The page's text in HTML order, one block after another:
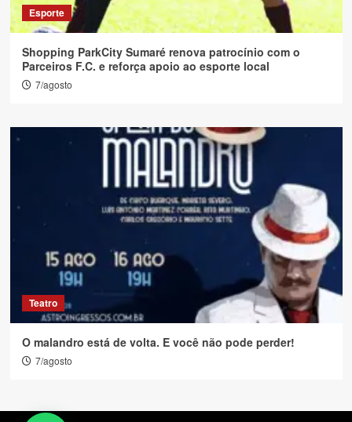
Esporte
Shopping ParkCity Sumaré renova patrocínio com o
Parceiros F.C. e reforça apoio ao esporte local
7/agosto
Teatro
O malandro está de volta. E você não pode perder!
7/agosto